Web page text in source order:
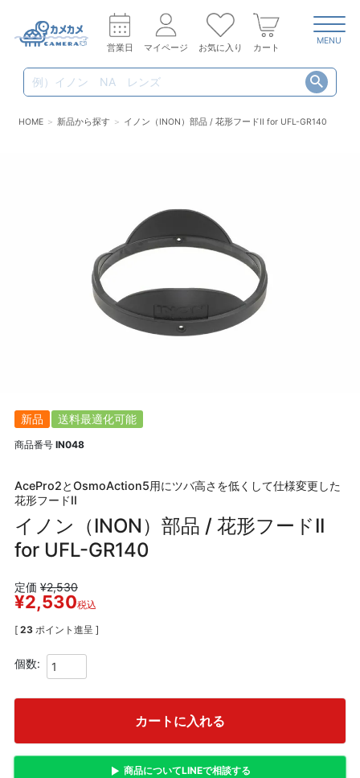
営業日 マイページ お気に入り カート
MENU
HOME 新品から探す イノン（INON）部品 / 花形フードII for UFL-GR140
新品 送料最適化可能
商品番号 IN048
AcePro2とOsmoAction5用にツバ高さを低くして仕様変更した
花形フードII
イノン（INON）部品 / 花形フードII
for UFL-GR140
定価 ¥2,530
¥2,530税込
[ 23 ポイント進呈 ]
カートに入れる
商品についてLINEで相談する